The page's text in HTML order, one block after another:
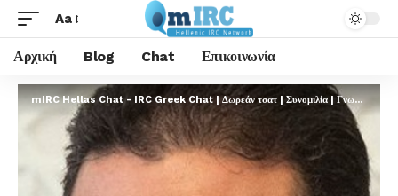
Aa
Αρχική Blog Chat Επικοινωνία
mIRC Hellas Chat - IRC Greek Chat | Δωρεάν τσατ | Συνομιλία | Γνωριμίες | FREE